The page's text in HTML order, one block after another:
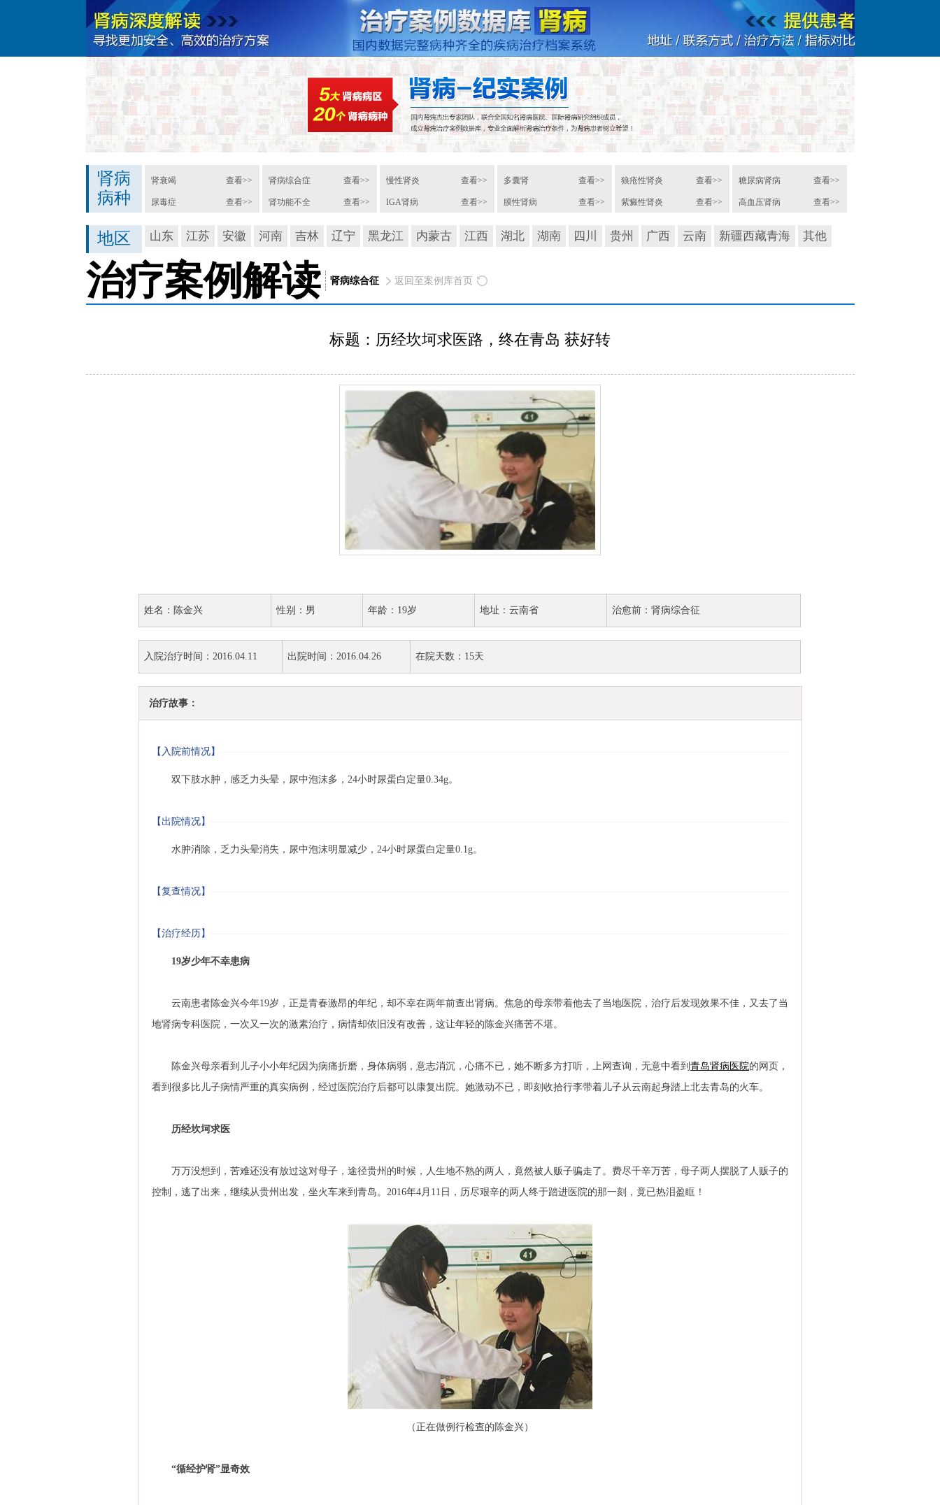
肾病
病种
肾衰竭 查看>>
尿毒症 查看>>
肾病综合症 查看>>
肾功能不全 查看>>
慢性肾炎 查看>>
IGA肾病 查看>>
多囊肾 查看>>
膜性肾病 查看>>
狼疮性肾炎 查看>>
紫癜性肾炎 查看>>
糖尿病肾病 查看>>
高血压肾病 查看>>
地区 山东 江苏 安徽 河南 吉林 辽宁 黑龙江 内蒙古 江西 湖北 湖南 四川 贵州 广西 云南 新疆西藏青海 其他
治疗案例解读 肾病综合征 返回至案例库首页
标题：历经坎坷求医路，终在青岛 获好转
姓名：陈金兴 性别：男 年龄：19岁 地址：云南省 治愈前：肾病综合征
入院治疗时间：2016.04.11 出院时间：2016.04.26 在院天数：15天
治疗故事：
【入院前情况】
双下肢水肿，感乏力头晕，尿中泡沫多，24小时尿蛋白定量0.34g。
【出院情况】
水肿消除，乏力头晕消失，尿中泡沫明显减少，24小时尿蛋白定量0.1g。
【复查情况】
【治疗经历】
19岁少年不幸患病
云南患者陈金兴今年19岁，正是青春激昂的年纪，却不幸在两年前查出肾病。焦急的母亲带着他去了当地医院，治疗后发现效果不佳，又去了当
地肾病专科医院，一次又一次的激素治疗，病情却依旧没有改善，这让年轻的陈金兴痛苦不堪。
陈金兴母亲看到儿子小小年纪因为病痛折磨，身体病弱，意志消沉，心痛不已，她不断多方打听，上网查询，无意中看到 青岛肾病医院的网页，
看到很多比儿子病情严重的真实病例，经过医院治疗后都可以康复出院。她激动不已，即刻收拾行李带着儿子从云南起身踏上北去青岛的火车。
历经坎坷求医
万万没想到，苦难还没有放过这对母子，途径贵州的时候，人生地不熟的两人，竟然被人贩子骗走了。费尽千辛万苦，母子两人摆脱了人贩子的
控制，逃了出来，继续从贵州出发，坐火车来到青岛。2016年4月11日，历尽艰辛的两人终于踏进医院的那一刻，竟已热泪盈眶！
（正在做例行检查的陈金兴）
“循经护肾”显奇效